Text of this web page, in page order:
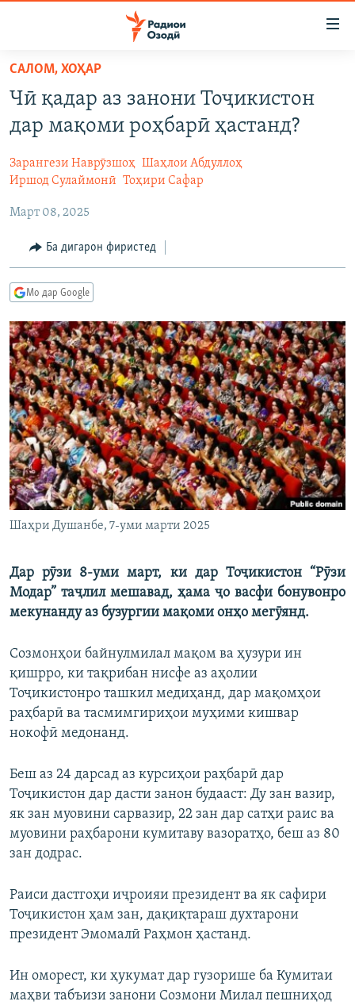
Ҷаҳиш
мояи
аслӣ
Ҷаҳиш
ба
феҳристи
Ҷаҳиш
ҶОМЕА
ФАРҲАНГ
МЕҲМОНИ ОЗОДӢ
ГАПИ ОЗОД
РӮЗГОРИ МУҲОҶИР
САЛОМ, ХОҲАР
НАЗАРИ МАРДУМ
БЛОГИСТОН
ЧАНДРАСОНАӢ
НИГОРИСТОН
ГУЗОРИШҲОИ РАДИОӢ
КИТОБҲОИ ОЗОДӢ
Русский
ПАЙГИРӢ КУНЕД
Ҳамаи сомонаҳои RFE/RL
САЛОМ, ХОҲАР
Чӣ қадар аз занони Тоҷикистон
дар мақоми роҳбарӣ ҳастанд?
Зарангези Наврӯзшоҳ Шаҳлои Абдуллоҳ
Иршод Сулаймонӣ Тоҳири Сафар
Март 08, 2025
Ба дигарон фиристед
Мо дар Google
Шаҳри Душанбе, 7-уми марти 2025
Дар рӯзи 8-уми март, ки дар Тоҷикистон “Рӯзи
Модар” таҷлил мешавад, ҳама ҷо васфи бонувонро
мекунанду аз бузургии мақоми онҳо мегӯянд.
Созмонҳои байнулмилал мақом ва ҳузури ин
қишрро, ки тақрибан нисфе аз аҳолии
Тоҷикистонро ташкил медиҳанд, дар мақомҳои
раҳбарӣ ва тасмимгириҳои муҳими кишвар
нокофӣ медонанд.
Беш аз 24 дарсад аз курсиҳои раҳбарӣ дар
Тоҷикистон дар дасти занон будааст: Ду зан вазир,
як зан муовини сарвазир, 22 зан дар сатҳи раис ва
муовини раҳбарони кумитаву вазоратҳо, беш аз 80
зан додрас.
Раиси дастгоҳи иҷроияи президент ва як сафири
Тоҷикистон ҳам зан, дақиқтараш духтарони
президент Эмомалӣ Раҳмон ҳастанд.
Ин оморест, ки ҳукумат дар гузорише ба Кумитаи
маҳви табъизи занони Созмони Милал пешниҳод